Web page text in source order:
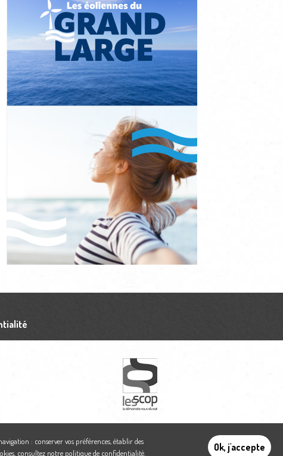
: conserver vos préférences, établir des
consultez notre politique de confidentialité Ok, j'accepte